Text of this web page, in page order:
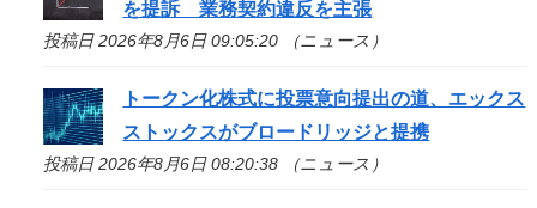
を提訴 業務契約違反を主張
投稿日 2026年8月6日 09:05:20 （ニュース）
トークン化株式に投票意向提出の道、エックス
ストックスがブロードリッジと提携
投稿日 2026年8月6日 08:20:38 （ニュース）